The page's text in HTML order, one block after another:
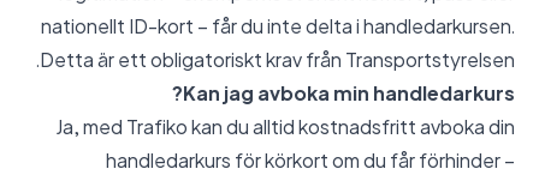
nationellt ID-kort – får du inte delta i handledarkursen.
Detta är ett obligatoriskt krav från Transportstyrelsen.
Kan jag avboka min handledarkurs?
Ja, med Trafiko kan du alltid kostnadsfritt avboka din
handledarkurs för körkort om du får förhinder –